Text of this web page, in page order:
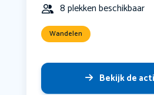
8 plekken beschikbaar
Wandelen
Bekijk de